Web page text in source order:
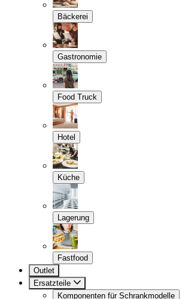
Bäckerei
Gastronomie
Food Truck
Hotel
Küche
Lagerung
Fastfood
Outlet
Ersatzteile
Komponenten für Schrankmodelle